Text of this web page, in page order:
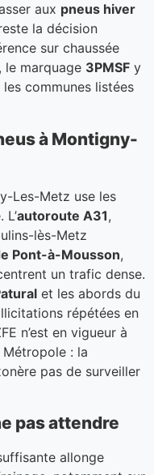
aux pneus hiver
la décision
sur chaussée
le marquage 3PMSF y
communes listées
à Montigny-
Les-Metz use les
autoroute A31,
lès-Metz
Pont-à-Mousson,
un trafic dense.
et les abords du
répétées en
n’est en vigueur à
: la
pas de surveiller
pas attendre
allonge